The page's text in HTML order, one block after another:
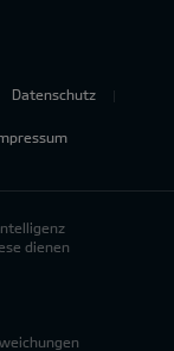
Datenschutz
dienen